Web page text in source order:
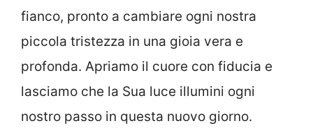
fianco, pronto a cambiare ogni nostra
piccola tristezza in una gioia vera e
profonda. Apriamo il cuore con fiducia e
lasciamo che la Sua luce illumini ogni
nostro passo in questa nuovo giorno.